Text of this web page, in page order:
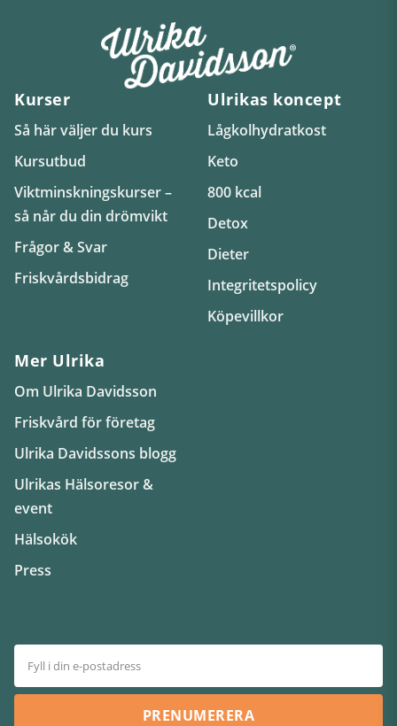
Kurser
Så här väljer du kurs
Kursutbud
Viktminskningskurser –
så når du din drömvikt
Frågor & Svar
Friskvårdsbidrag
Ulrikas koncept
Lågkolhydratkost
Keto
800 kcal
Detox
Dieter
Integritetspolicy
Köpevillkor
Mer Ulrika
Om Ulrika Davidsson
Friskvård för företag
Ulrika Davidssons blogg
Ulrikas Hälsoresor &
event
Hälsokök
Press
PRENUMERERA